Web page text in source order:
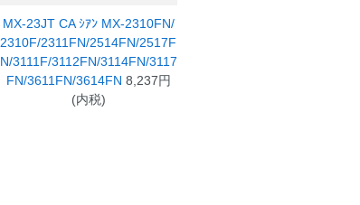
MX-23JT CA ｼｱﾝ MX-2310FN/
2310F/2311FN/2514FN/2517F
N/3111F/3112FN/3114FN/3117
FN/3611FN/3614FN 8,237円
(内税)